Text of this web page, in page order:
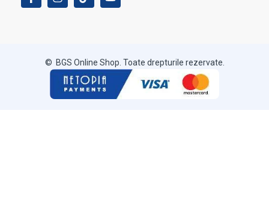
© BGS Online Shop. Toate drepturile rezervate.